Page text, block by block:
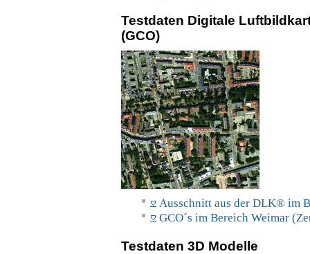
Testdaten Digitale
(GCO)
Ausschnitt aus der DLK® im
GCO´s im Bereich Weimar
Testdaten 3D Modelle